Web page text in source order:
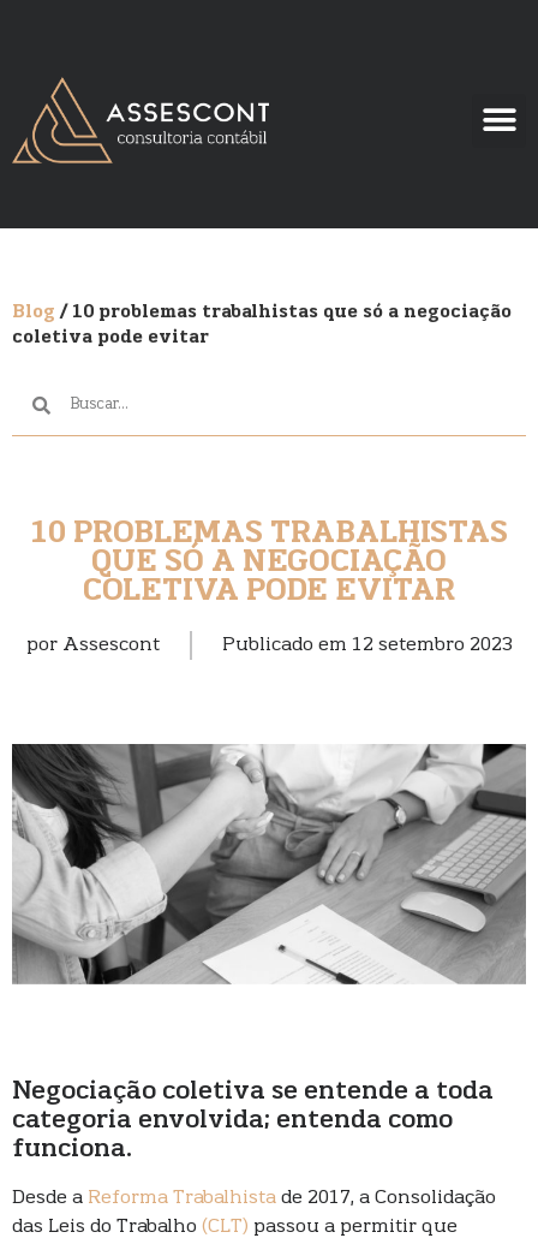
Blog/ 10 problemas trabalhistas que só a negociação
coletiva pode evitar
10 PROBLEMAS TRABALHISTAS
QUE SÓ A NEGOCIAÇÃO
COLETIVA PODE EVITAR
por Assescont Publicado em 12 setembro 2023
Negociação coletiva se entende a toda
categoria envolvida; entenda como
funciona.
Desde a Reforma Trabalhista de 2017, a Consolidação
das Leis do Trabalho (CLT) passou a permitir que